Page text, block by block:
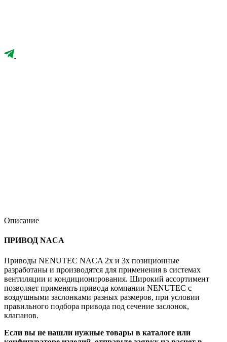
Описание
ПРИВОД NACA
Приводы NENUTEC NACA 2х и 3х позиционные
разработаны и производятся для применения в системах
вентиляции и кондиционирования. Широкий ассортимент
позволяет применять привода компании NENUTEC с
воздушными заслонками разных размеров, при условии
правильного подбора привода под сечение заслонок,
клапанов.
Если вы не нашли нужные товары в каталоге или